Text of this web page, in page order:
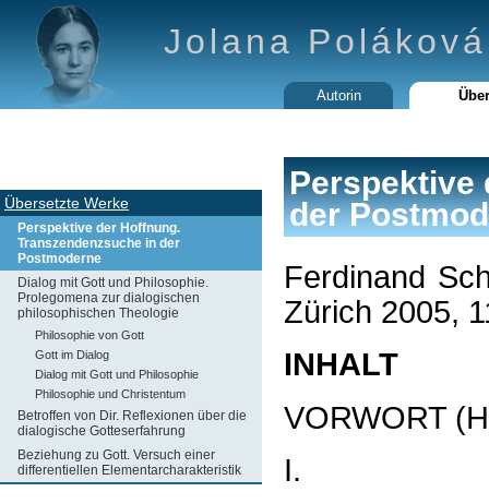
Jolana Poláková
Autorin
Übersetzte Werke
Perspektive der Hoffnung.
Transzendenzsuche in der
Postmoderne
Dialog mit Gott und Philosophie.
Prolegomena zur dialogischen
philosophischen Theologie
Philosophie von Gott
Gott im Dialog
Dialog mit Gott und Philosophie
Philosophie und Christentum
Betroffen von Dir. Reflexionen über die
dialogische Gotteserfahrung
Beziehung zu Gott. Versuch einer
differentiellen Elementarcharakteristik
Perspektive
der
Ferdinand
Zürich 2005,
INHALT
VORWORT
I.